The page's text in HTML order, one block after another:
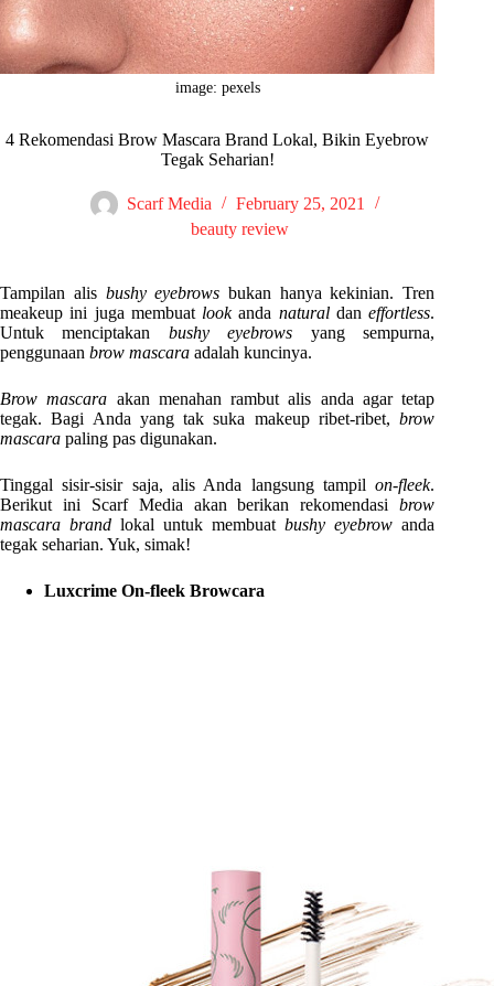
image: pexels
4 Rekomendasi Brow Mascara Brand Lokal, Bikin Eyebrow
Tegak Seharian!
Scarf Media
February 25, 2021
beauty review
Tampilan alis bushy eyebrows bukan hanya kekinian. Tren
meakeup ini juga membuat lookanda natural daneffortless.
Untuk menciptakan bushy eyebrows yang sempurna,
penggunaan brow mascara adalah kuncinya.
Brow mascara akan menahan rambut alis anda agar tetap
tegak. Bagi Anda yang tak suka makeup ribet-ribet,brow
mascara paling pas digunakan.
Tinggal sisir-sisir saja, alis Anda langsung tampilon-fleek.
Berikut ini Scarf Media akan berikan rekomendasibrow
mascara brand lokal untuk membuatbushy eyebrow anda
tegak seharian. Yuk, simak!
Luxcrime On-fleek Browcara